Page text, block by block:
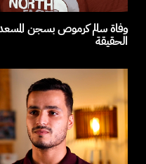
وفاة سالم كرموص بسجن
الحقيقة